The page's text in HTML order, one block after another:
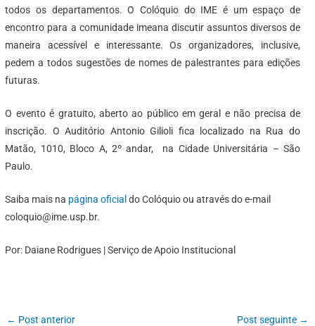
todos os departamentos. O Colóquio do IME é um espaço de
encontro para a comunidade imeana discutir assuntos diversos de
maneira acessível e interessante. Os organizadores, inclusive,
pedem a todos sugestões de nomes de palestrantes para edições
futuras.
O evento é gratuito, aberto ao público em geral e não precisa de
inscrição. O Auditório Antonio Gilioli fica localizado na Rua do
Matão, 1010, Bloco A, 2º andar, na Cidade Universitária – São
Paulo.
Saiba mais na página oficial do Colóquio ou através do e-mail
coloquio@ime.usp.br.
Por: Daiane Rodrigues | Serviço de Apoio Institucional
← Post anterior Post seguinte →